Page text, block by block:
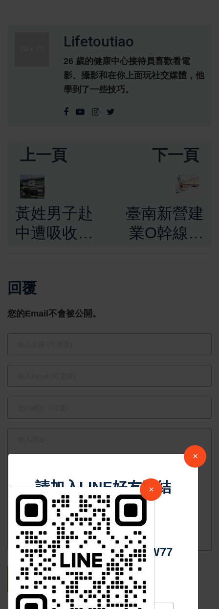
Lifetoutiao
26 歲的健康中心接待員喜歡看電
影、攝影和在你上面玩社交媒體，他
學到了一些技巧。
上一頁
黃姓男子赴
中遭吸收涉
局查獲共諜
網5人起訴
下一頁
臺南新營建
業O幹線雨
回覆
您的Email不會被公開。
發表評論
×
請加入LINE好友連結
中 華 超 傳 媒
Https://reurl.cc/adqW77
×